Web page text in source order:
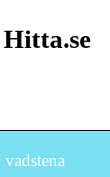
Hitta.se